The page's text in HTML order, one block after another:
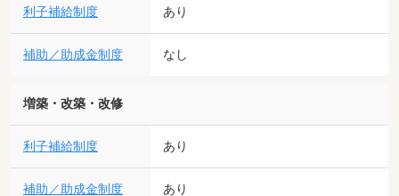
利子補給制度 あり
補助／助成金制度 なし
増築・改築・改修
利子補給制度 あり
補助／助成金制度 あり